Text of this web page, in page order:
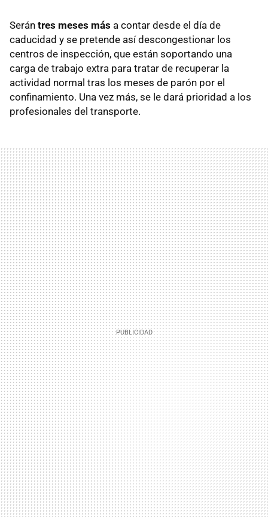
Serán tres meses más a contar desde el día de
caducidad y se pretende así descongestionar los
centros de inspección, que están soportando una
carga de trabajo extra para tratar de recuperar la
actividad normal tras los meses de parón por el
confinamiento. Una vez más, se le dará prioridad a los
profesionales del transporte.